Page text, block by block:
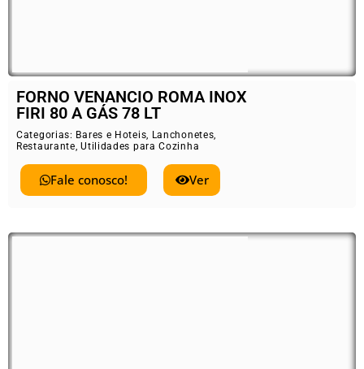
FORNO VENANCIO ROMA INOX
FIRI 80 A GÁS 78 LT
Categorias: Bares e Hoteis, Lanchonetes,
Restaurante,Utilidades para Cozinha
Fale conosco! Ver